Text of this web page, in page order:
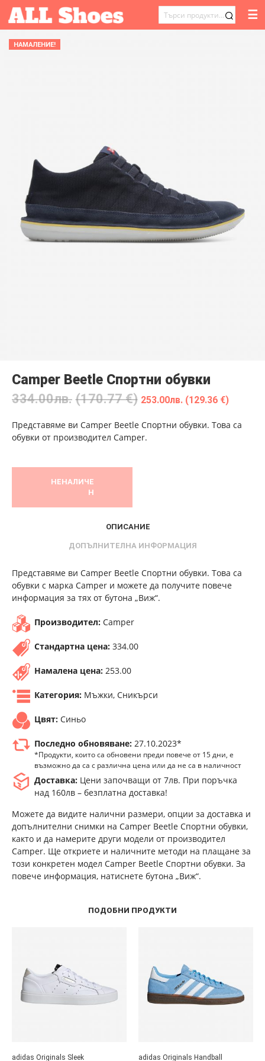
ТЪРСЕНЕ
☰
НАМАЛЕНИЕ!
Camper Beetle Спортни обувки
334.00лв. (170.77 €) 253.00лв. (129.36 €)
Представяме ви Camper Beetle Спортни обувки. Това са
обувки от производител Camper.
НЕНАЛИЧЕ
Н
ОПИСАНИЕ
ДОПЪЛНИТЕЛНА ИНФОРМАЦИЯ
Представяме ви Camper Beetle Спортни обувки. Това са
обувки с марка Camper и можете да получите повече
информация за тях от бутона „Виж“.
Производител: Camper
Стандартна цена: 334.00
Намалена цена: 253.00
Категория: Мъжки, Сникърси
Цвят: Синьо
Последно обновяване: 27.10.2023*
*Продукти, които са обновени преди повече от 15 дни, е
възможно да са с различна цена или да не са в наличност
Доставка: Цени започващи от 7лв. При поръчка
над 160лв – безплатна доставка!
Можете да видите налични размери, опции за доставка и
допълнителни снимки на Camper Beetle Спортни обувки,
както и да намерите други модели от производител
Camper. Ще откриете и наличните методи на плащане за
този конкретен модел Camper Beetle Спортни обувки. За
повече информация, натиснете бутона „Виж“.
ПОДОБНИ ПРОДУКТИ
adidas Originals Sleek adidas Originals Handball